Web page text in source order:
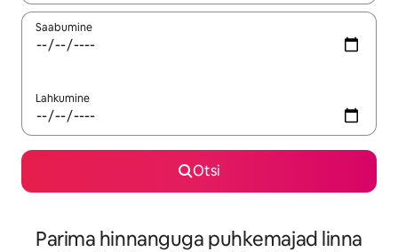
Saabumine
Lahkumine
Otsi
Parima hinnanguga puhkemajad linna